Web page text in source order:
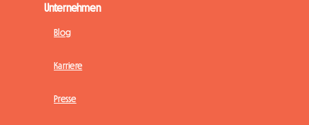
Unternehmen
Blog
Karriere
Presse